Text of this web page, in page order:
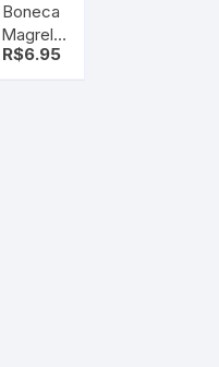
Boneca
Magrela
JR.TOYS
R$6.95